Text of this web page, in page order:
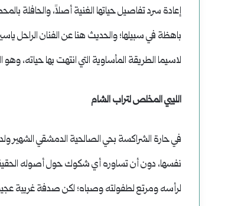
إعادة سرد تفاصيل حياتها الغنية أصلاً، والحافلة
باهظة في سبيلها؛ والحديث هنا عن الفنان الراحل
لاسيما الطريقة المأساوية التي انتهت بها حياته،
الليبي المخلص لتراب الشام
نفسها، دون أن تساوره أي شكوك حول أصوله